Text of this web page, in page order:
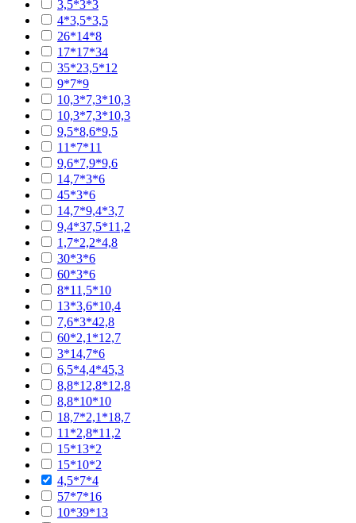
3,5*3*3
4*3,5*3,5
26*14*8
17*17*34
35*23,5*12
9*7*9
10,3*7,3*10,3
10,3*7,3*10,3
9,5*8,6*9,5
11*7*11
9,6*7,9*9,6
14,7*3*6
45*3*6
14,7*9,4*3,7
9,4*37,5*11,2
1,7*2,2*4,8
30*3*6
60*3*6
8*11,5*10
13*3,6*10,4
7,6*3*42,8
60*2,1*12,7
3*14,7*6
6,5*4,4*45,3
8,8*12,8*12,8
8,8*10*10
18,7*2,1*18,7
11*2,8*11,2
15*13*2
15*10*2
4,5*7*4
57*7*16
10*39*13